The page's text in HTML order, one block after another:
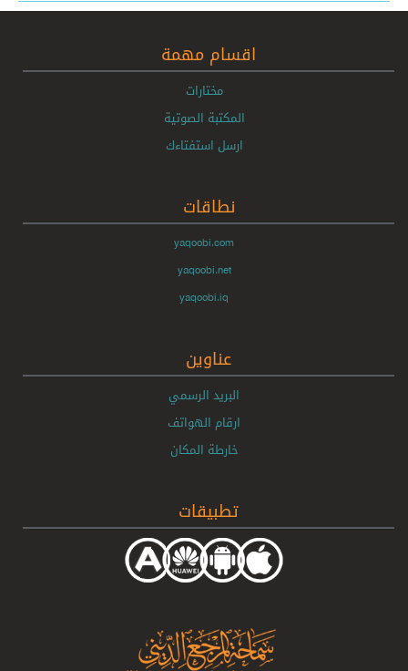
اقسام مهمة
مختارات
المكتبة الصوتية
ارسل استفتاءك
نطاقات
yaqoobi.com
yaqoobi.net
yaqoobi.iq
عناوين
البريد الرسمي
ارقام الهواتف
خارطة المكان
تطبيقات